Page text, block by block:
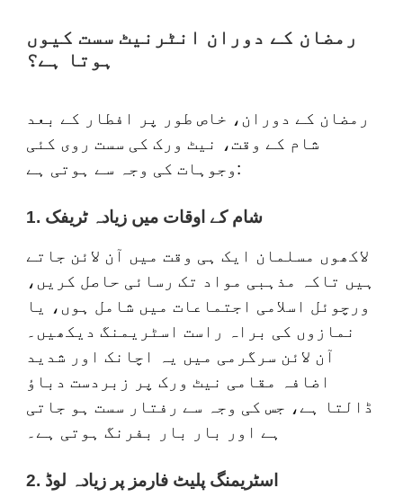
رمضان کے دوران انٹرنیٹ سست کیوں
ہوتا ہے؟
رمضان کے دوران، خاص طور پر افطار کے بعد
شام کے وقت، نیٹ ورک کی سست روی کئی
وجوہات کی وجہ سے ہوتی ہے:
1. شام کے اوقات میں زیادہ ٹریفک
لاکھوں مسلمان ایک ہی وقت میں آن لائن جاتے
ہیں تاکہ مذہبی مواد تک رسائی حاصل کریں،
ورچوئل اسلامی اجتماعات میں شامل ہوں، یا
نمازوں کی براہ راست اسٹریمنگ دیکھیں۔
آن لائن سرگرمی میں یہ اچانک اور شدید
اضافہ مقامی نیٹ ورک پر زبردست دباؤ
ڈالتا ہے، جس کی وجہ سے رفتار سست ہو جاتی
ہے اور بار بار بفرنگ ہوتی ہے۔
2. اسٹریمنگ پلیٹ فارمز پر زیادہ لوڈ